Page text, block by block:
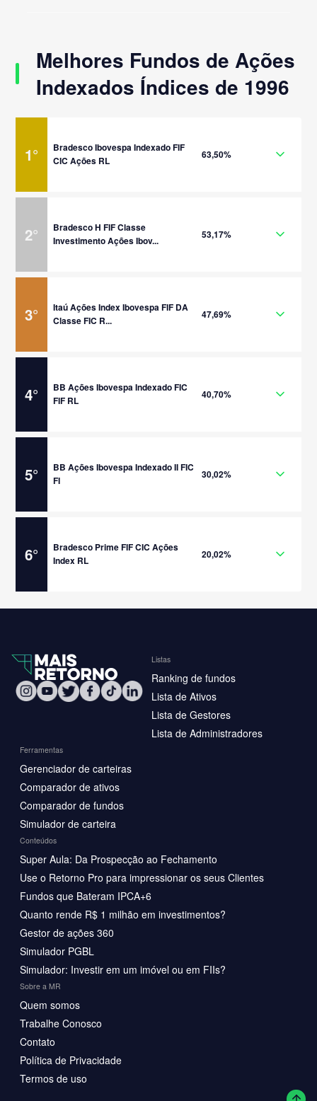
Melhores Fundos de Ações
Indexados Índices de 1996
1°
Bradesco Ibovespa Indexado FIF
CIC Ações RL
63,50%
2°
Bradesco H FIF Classe
Investimento Ações Ibov...
53,17%
3°
Itaú Ações Index Ibovespa FIF DA
Classe FIC R...
47,69%
4°
BB Ações Ibovespa Indexado FIC
FIF RL
40,70%
5°
BB Ações Ibovespa Indexado II FIC
FI
30,02%
6°
Bradesco Prime FIF CIC Ações
Index RL
20,02%
Listas
Ranking de fundos
Lista de Ativos
Lista de Gestores
Lista de Administradores
Ferramentas
Gerenciador de carteiras
Comparador de ativos
Comparador de fundos
Simulador de carteira
Conteúdos
Super Aula: Da Prospecção ao Fechamento
Use o Retorno Pro para impressionar os seus Clientes
Fundos que Bateram IPCA+6
Quanto rende R$ 1 milhão em investimentos?
Gestor de ações 360
Simulador PGBL
Simulador: Investir em um imóvel ou em FIIs?
Sobre a MR
Quem somos
Trabalhe Conosco
Contato
Política de Privacidade
Termos de uso